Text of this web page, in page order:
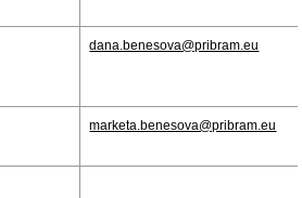
dana.benesova@pribram.eu
marketa.benesova@pribram.eu